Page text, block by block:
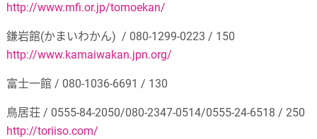
http://www.mfi.or.jp/tomoekan/
鎌岩館(かまいわかん) / 080-1299-0223 / 150
http://www.kamaiwakan.jpn.org/
富士一館 / 080-1036-6691 / 130
鳥居荘 / 0555-84-2050/080-2347-0514/0555-24-6518 / 250
http://toriiso.com/